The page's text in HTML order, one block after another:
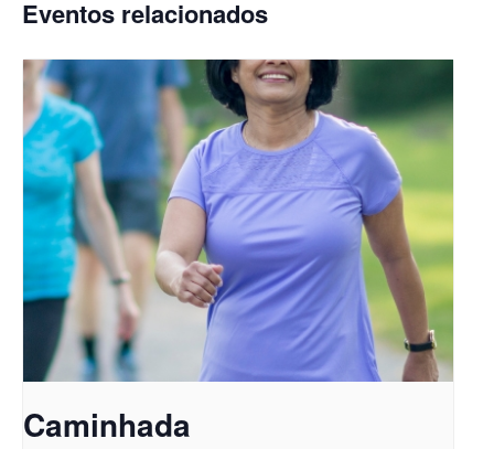
Eventos relacionados
Caminhada